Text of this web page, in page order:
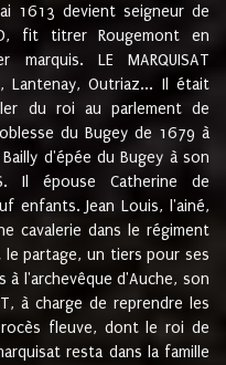
1613 devient seigneur de
fit titrer Rougemont en
LE MARQUISAT
Lantenay, Outriaz... Il était
du roi au parlement de
du Bugey de 1679 à
d'épée du Bugey à son
Il épouse Catherine de
enfants. Jean Louis, l'ainé,
cavalerie dans le régiment
partage, un tiers pour ses
l'archevêque d'Auche, son
à charge de reprendre les
fleuve, dont le roi de
resta dans la famille